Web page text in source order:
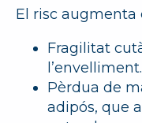
El risc augmenta
Fragilitat
l’envelliment.
Pèrdua de
adipós, que